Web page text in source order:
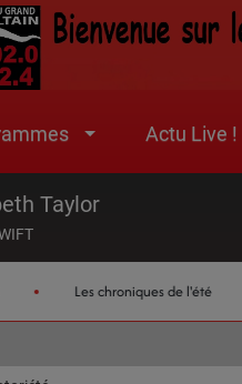
Actu Live !
Taylor
Les chroniques de l'été